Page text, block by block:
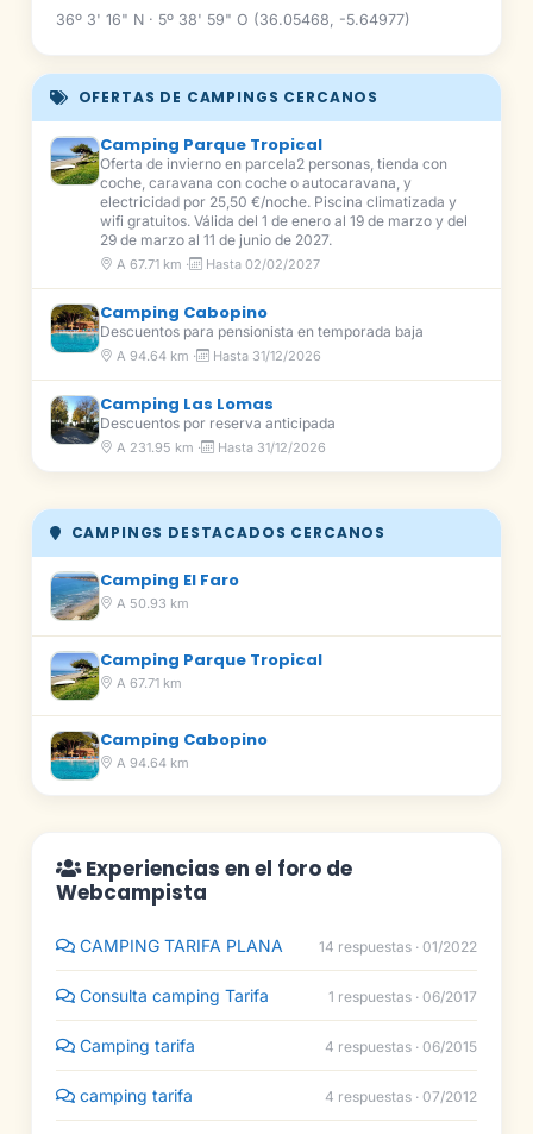
36º 3' 16" N · 5º 38' 59" O (36.05468, -5.64977)
OFERTAS DE CAMPINGS CERCANOS
Camping Parque Tropical
Oferta de invierno en parcela2 personas, tienda con
coche, caravana con coche o autocaravana, y
electricidad por 25,50 €/noche. Piscina climatizada y
wifi gratuitos. Válida del 1 de enero al 19 de marzo y del
29 de marzo al 11 de junio de 2027.
A 67.71 km · Hasta 02/02/2027
Camping Cabopino
Descuentos para pensionista en temporada baja
A 94.64 km · Hasta 31/12/2026
Camping Las Lomas
Descuentos por reserva anticipada
A 231.95 km · Hasta 31/12/2026
CAMPINGS DESTACADOS CERCANOS
Camping El Faro
A 50.93 km
Camping Parque Tropical
A 67.71 km
Camping Cabopino
A 94.64 km
Experiencias en el foro de
Webcampista
CAMPING TARIFA PLANA 14 respuestas · 01/2022
Consulta camping Tarifa 1 respuestas · 06/2017
Camping tarifa 4 respuestas · 06/2015
camping tarifa 4 respuestas · 07/2012